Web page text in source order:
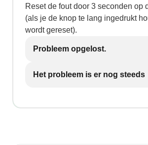
Reset de fout door 3 seconden op
(als je de knop te lang ingedrukt
wordt gereset).
Probleem opgelost.
Het probleem is er nog steeds